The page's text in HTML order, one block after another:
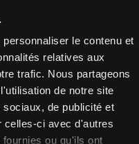
le contenu et
relatives aux
trafic. Nous partageons
de notre site
de publicité et
celles-ci avec d'autres
ou qu'ils ont